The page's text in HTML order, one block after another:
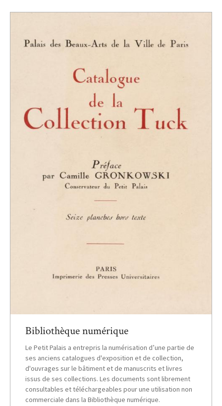
Bibliothèque numérique
Le Petit Palais a entrepris la numérisation d’une partie de
ses anciens catalogues d'exposition et de collection,
d'ouvrages sur le bâtiment et de manuscrits et livres
issus de ses collections. Les documents sont librement
consultables et téléchargeables pour une utilisation non
commerciale dans la Bibliothèque numérique.